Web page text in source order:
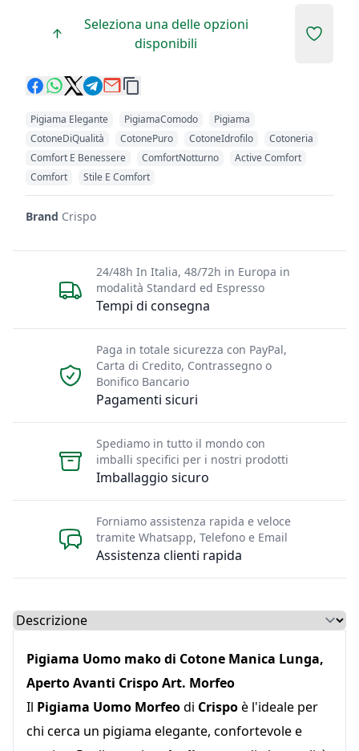
Seleziona una delle opzioni
disponibili
Add to
Pigiama Elegante PigiamaComodo
Pigiama
CotoneDiQualità
CotonePuro CotoneIdrofilo
Cotoneria
Comfort E Benessere
ComfortNotturno
Active Comfort
Comfort
Stile E Comfort
Brand Crispo
Tempi di consegna
24/48h In Italia, 48/72h in Europa in
modalità Standard ed Espresso
Pagamenti sicuri
Paga in totale sicurezza con PayPal,
Carta di Credito, Contrassegno o
Bonifico Bancario
Imballaggio sicuro
Spediamo in tutto il mondo con
imballi specifici per i nostri prodotti
Assistenza clienti rapida
Forniamo assistenza rapida e veloce
tramite Whatsapp, Telefono e Email
Select a tab
Pigiama Uomo mako di Cotone Manica Lunga,
Aperto Avanti Crispo Art. Morfeo
Il Pigiama Uomo Morfeodi Crispoè l'ideale per
chi cerca un pigiama elegante, confortevole e